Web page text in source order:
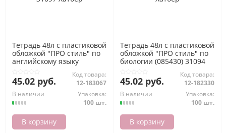
Тетрадь 48л с пластиковой
обложкой "ПРО стиль" по
английскому языку
45.02 руб.
Код товара:
12-183067
В наличии
Упаковка:
100 шт.
В корзину
Тетрадь 48л с пластиковой
обложкой "ПРО стиль" по
биологии (085430) 31094
45.02 руб.
Код товара:
12-182330
В наличии
Упаковка:
100 шт.
В корзину